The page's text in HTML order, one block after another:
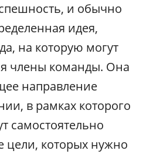
и обычно
идея,
на которую могут
члены команды. Она
направление
в рамках которого
самостоятельно
цели, которых нужно